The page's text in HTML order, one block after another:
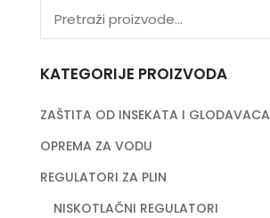
KATEGORIJE PROIZVODA
ZAŠTITA OD INSEKATA I GLODAVACA
OPREMA ZA VODU
REGULATORI ZA PLIN
NISKOTLAČNI REGULATORI